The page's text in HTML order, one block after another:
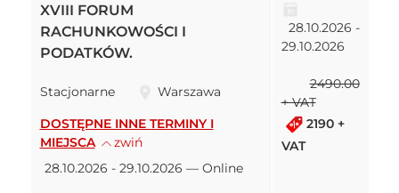
XVIII FORUM
RACHUNKOWOŚCI I
PODATKÓW.
Stacjonarne Warszawa
DOSTĘPNE INNE TERMINY I
MIEJSCA
zwiń
28.10.2026 - 29.10.2026 — Online
28.10.2026 -
29.10.2026
2490.00
+ VAT
2190 +
VAT